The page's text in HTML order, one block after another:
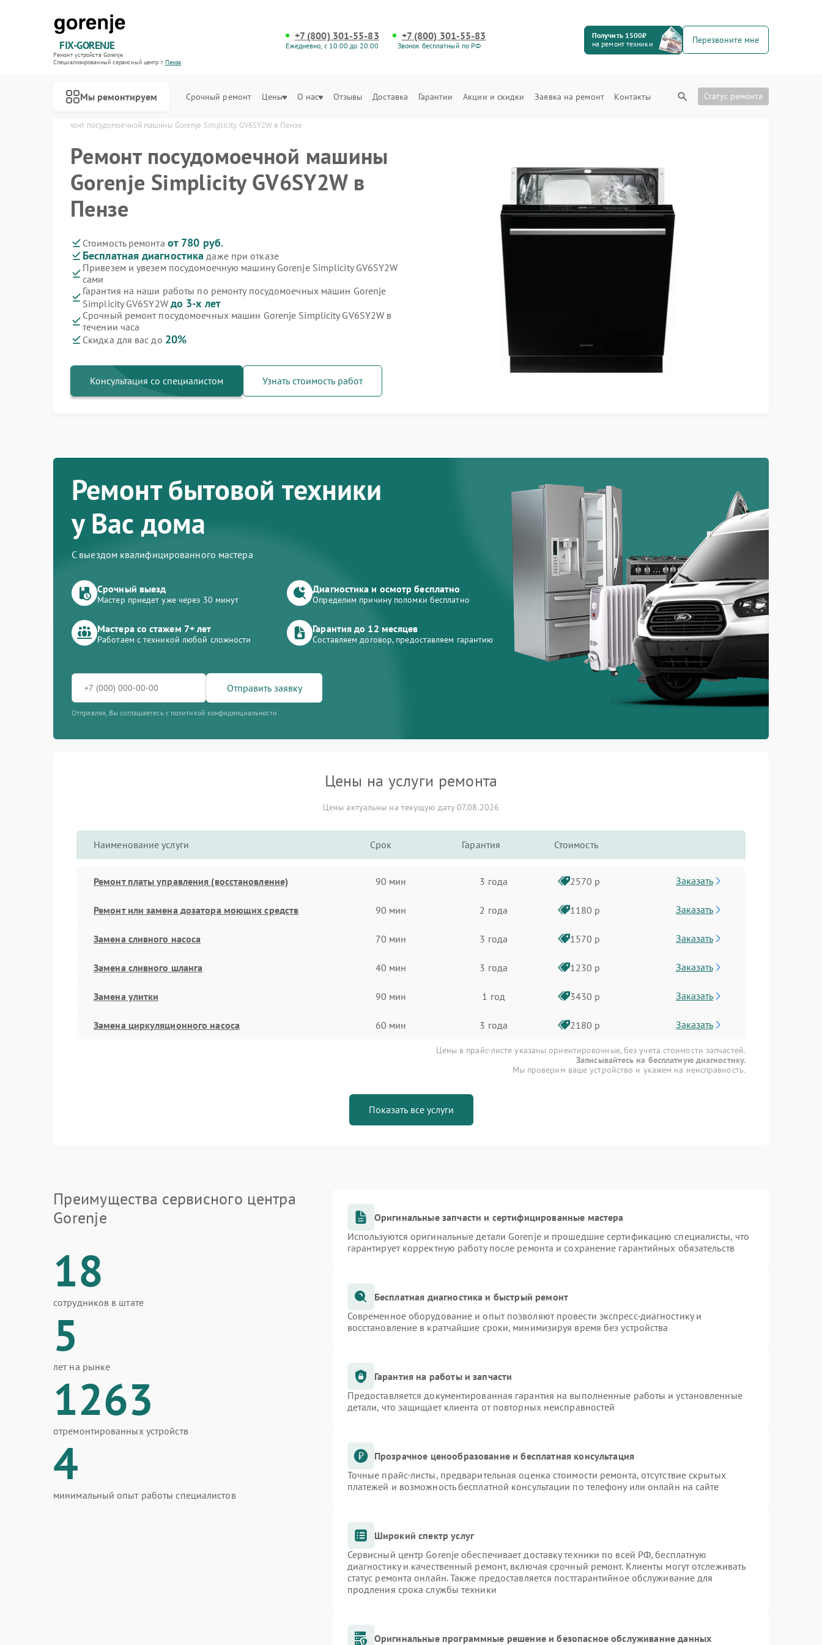
FIX-GORENJE
Ремонт устройств Gorenje
Специализированный cервисный центр г.Пенза
+7 (800) 301-55-83
Ежедневно, с 10:00 до 20:00
+7 (800) 301-55-83
Звонок бесплатный по РФ
Получить 1500₽
на ремонт техники
Перезвоните мне
Мы ремонтируем Срочный ремонт Цены О нас Отзывы Доставка Гарантии Акции и скидки Заявка на ремонт Контакты Статус ремонта
Ремонт посудомоечной машины Gorenje Simplicity GV6SY2W в Пензе
Ремонт посудомоечной машины
Gorenje Simplicity GV6SY2W в
Пензе
Стоимость ремонта от 780 руб.
Бесплатная диагностика даже при отказе
Привезем и увезем посудомоечную машину Gorenje Simplicity GV6SY2W
сами
Гарантия на наши работы по ремонту посудомоечных машин Gorenje
Simplicity GV6SY2W до 3-х лет
Срочный ремонт посудомоечных машин Gorenje Simplicity GV6SY2W в
течении часа
Скидка для вас до 20%
Консультация со специалистом Узнать стоимость работ
Ремонт бытовой техники
у Вас дома
С выездом квалифицированного мастера
Срочный выезд
Мастер приедет уже через 30 минут
Диагностика и осмотр бесплатно
Определим причину поломки бесплатно
Мастера со стажем 7+ лет
Работаем с техникой любой сложности
Гарантия до 12 месяцев
Составляем договор, предоставляем гарантию
Отправить заявку
Отправляя, Вы соглашаетесь с политикой конфиденциальности
Цены на услуги ремонта
Цены актуальны на текущую дату 07.08.2026
Наименование услуги Срок Гарантия Стоимость
Ремонт платы управления (восстановление) 90 мин 3 года 2570 р Заказать
Ремонт или замена дозатора моющих средств 90 мин 2 года 1180 р Заказать
Замена сливного насоса 70 мин 3 года 1570 р Заказать
Замена сливного шланга 40 мин 3 года 1230 р Заказать
Замена улитки 90 мин 1 год 3430 р Заказать
Замена циркуляционного насоса 60 мин 3 года 2180 р Заказать
Цены в прайс-листе указаны ориентировочные, без учета стоимости запчастей.
Записывайтесь на бесплатную диагностику.
Мы проверим ваше устройство и укажем на неисправность.
Показать все услуги
Преимущества сервисного центра
Gorenje
18
сотрудников в штате
5
лет на рынке
1263
отремонтированных устройств
4
минимальный опыт работы специалистов
Оригинальные запчасти и сертифицированные мастера
Используются оригинальные детали Gorenje и прошедшие сертификацию специалисты, что
гарантирует корректную работу после ремонта и сохранение гарантийных обязательств
Бесплатная диагностика и быстрый ремонт
Современное оборудование и опыт позволяют провести экспресс-диагностику и
восстановление в кратчайшие сроки, минимизируя время без устройства
Гарантия на работы и запчасти
Предоставляется документированная гарантия на выполненные работы и установленные
детали, что защищает клиента от повторных неисправностей
Прозрачное ценообразование и бесплатная консультация
Точные прайс-листы, предварительная оценка стоимости ремонта, отсутствие скрытых
платежей и возможность бесплатной консультации по телефону или онлайн на сайте
Широкий спектр услуг
Сервисный центр Gorenje обеспечивает доставку техники по всей РФ, бесплатную
диагностику и качественный ремонт, включая срочный ремонт. Клиенты могут отслеживать
статус ремонта онлайн. Также предоставляется постгарантийное обслуживание для
продления срока службы техники
Оригинальные программные решение и безопасное обслуживание данных